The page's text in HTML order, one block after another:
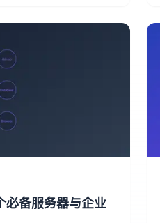
备服务器与企业